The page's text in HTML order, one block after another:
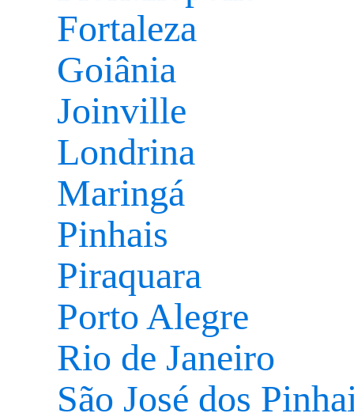
Fortaleza
Goiânia
Joinville
Londrina
Maringá
Pinhais
Piraquara
Porto Alegre
Rio de Janeiro
São José dos